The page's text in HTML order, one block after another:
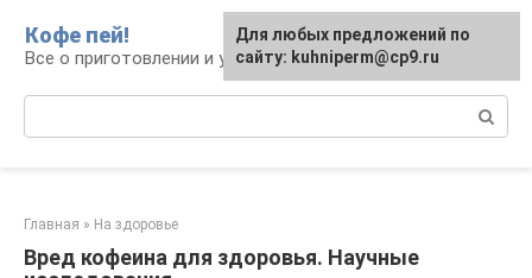
контенту
Кофе пей!
Все о приготовлении и употреблении кофе
Главная » На здоровье
Вред кофеина для здоровья. Научные
Для любых предложений по
сайту: kuhniperm@cp9.ru